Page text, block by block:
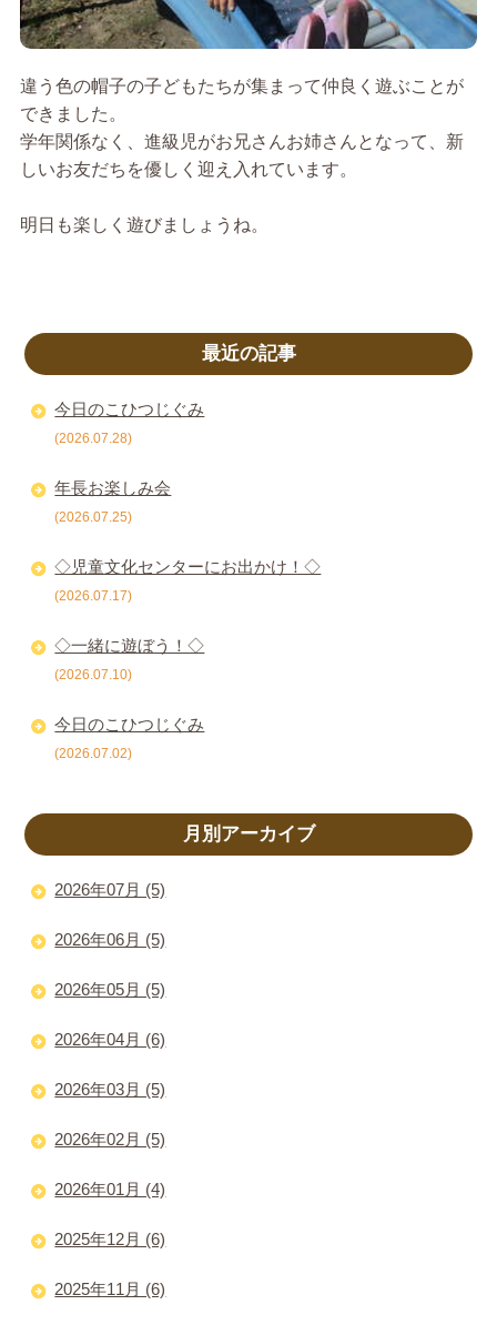
違う色の帽子の子どもたちが集まって仲良く遊ぶことが
できました。
学年関係なく、進級児がお兄さんお姉さんとなって、新
しいお友だちを優しく迎え入れています。
明日も楽しく遊びましょうね。
最近の記事
今日のこひつじぐみ
(2026.07.28)
年長お楽しみ会
(2026.07.25)
◇児童文化センターにお出かけ！◇
(2026.07.17)
◇一緒に遊ぼう！◇
(2026.07.10)
今日のこひつじぐみ
(2026.07.02)
月別アーカイブ
2026年07月 (5)
2026年06月 (5)
2026年05月 (5)
2026年04月 (6)
2026年03月 (5)
2026年02月 (5)
2026年01月 (4)
2025年12月 (6)
2025年11月 (6)